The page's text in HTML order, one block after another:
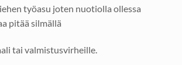
työasu joten nuotiolla ollessa
pitää silmällä
tai valmistusvirheille.